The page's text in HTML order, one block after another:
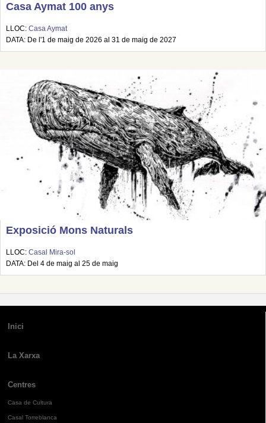
Casa Aymat 100 anys
LLOC: Casa Aymat
DATA: De l'1 de maig de 2026 al 31 de maig de 2027
Exposició Mons Naturals
LLOC: Casal Mira-sol
DATA: Del 4 de maig al 25 de maig
Inici
La Xarxa
Centres
Casa de Cultura
Casal Torreblanca